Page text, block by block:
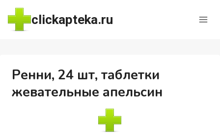
Перейти
содержимому
clickapteka.ru
Ренни, 24 шт, таблетки
жевательные апельсин